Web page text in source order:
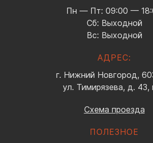
Пн — Пт: 09:00 —
Сб: Выходной
Вс: Выходной
АДРЕС:
г. Нижний Новгород,
ул. Тимирязева, д. 43,
Схема проезда
ПОЛЕЗНОЕ